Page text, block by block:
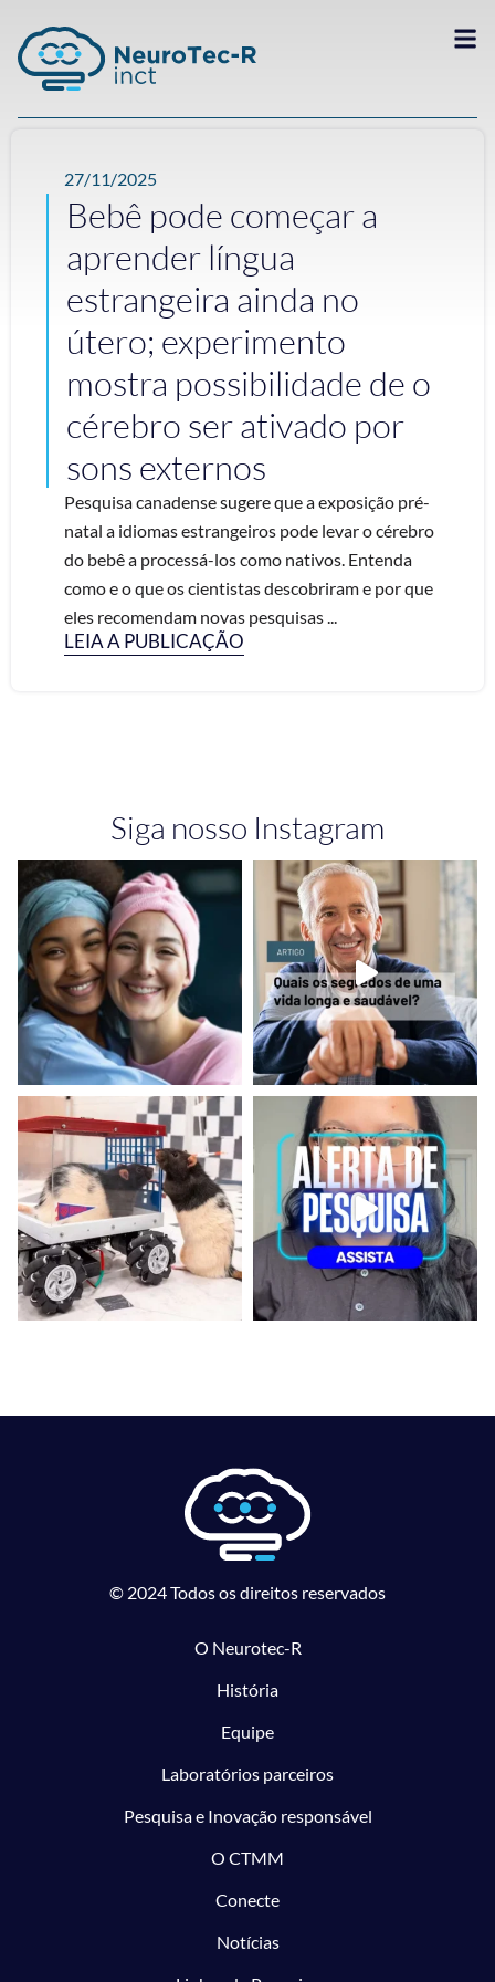
27/11/2025
Bebê pode começar a
aprender língua
estrangeira ainda no
útero; experimento
mostra possibilidade de o
cérebro ser ativado por
sons externos
Pesquisa canadense sugere que a exposição pré-
natal a idiomas estrangeiros pode levar o cérebro
do bebê a processá-los como nativos. Entenda
como e o que os cientistas descobriram e por que
eles recomendam novas pesquisas ...
LEIA A PUBLICAÇÃO
Siga nosso Instagram
© 2024 Todos os direitos reservados
O Neurotec-R
História
Equipe
Laboratórios parceiros
Pesquisa e Inovação responsável
O CTMM
Conecte
Notícias